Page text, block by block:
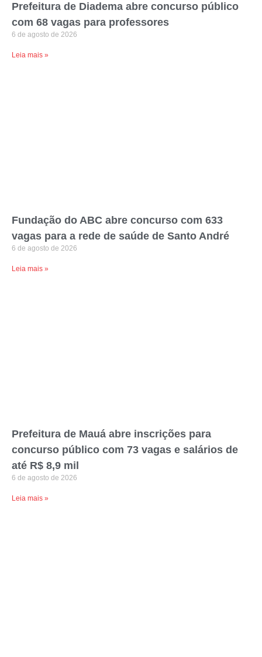
Prefeitura de Diadema abre concurso público
com 68 vagas para professores
6 de agosto de 2026
Leia mais »
Fundação do ABC abre concurso com 633
vagas para a rede de saúde de Santo André
6 de agosto de 2026
Leia mais »
Prefeitura de Mauá abre inscrições para
concurso público com 73 vagas e salários de
até R$ 8,9 mil
6 de agosto de 2026
Leia mais »